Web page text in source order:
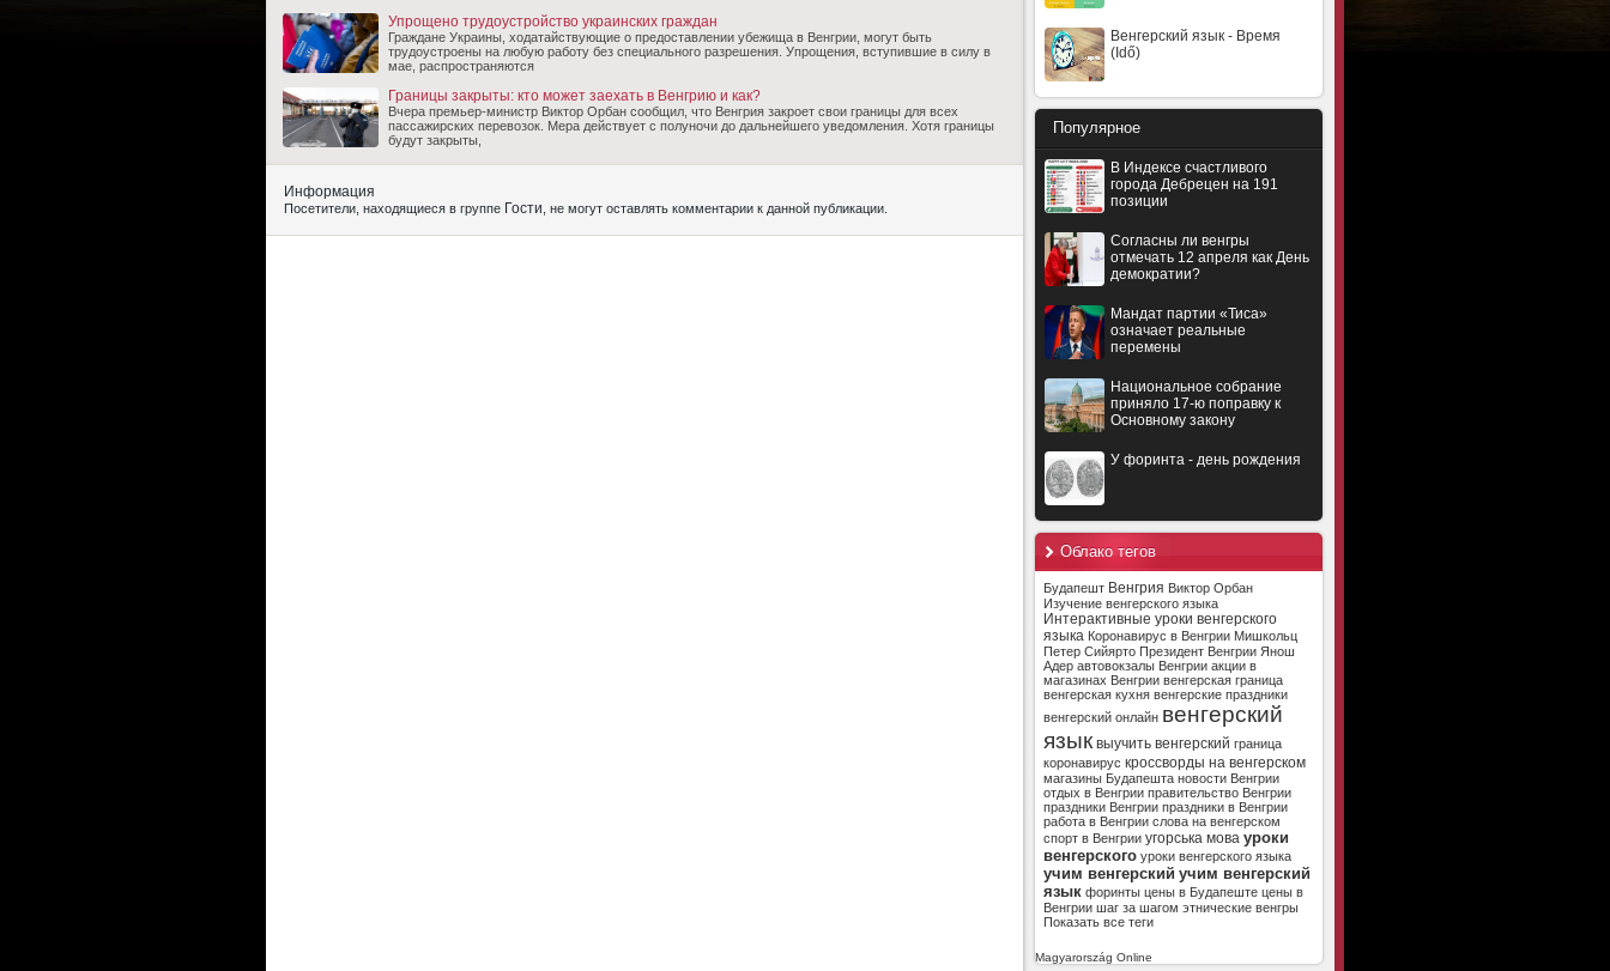
Венгерский язык - Время
(Idő)
Популярное
В Индексе счастливого
города Дебрецен на 191
позиции
Согласны ли венгры
отмечать 12 апреля как День
демократии?
Мандат партии «Тиса»
означает реальные
перемены
Национальное собрание
приняло 17-ю поправку к
Основному закону
У форинта - день рождения
Облако тегов
Будапешт Венгрия Виктор Орбан
Изучение венгерского языка
Интерактивные уроки венгерского
языка Коронавирус в Венгрии Мишкольц
Петер Сийярто Президент Венгрии Янош
Адер автовокзалы Венгрии акции в
магазинах Венгрии венгерская граница
венгерская кухня венгерские праздники
венгерский онлайн венгерский
язык выучить венгерский граница
коронавирус кроссворды на венгерском
магазины Будапешта новости Венгрии
отдых в Венгрии правительство Венгрии
праздники Венгрии праздники в Венгрии
работа в Венгрии слова на венгерском
спорт в Венгрии угорська мова уроки
венгерского уроки венгерского языка
учим венгерский учим венгерский
язык форинты цены в Будапеште цены в
Венгрии шаг за шагом этнические венгры
Показать все теги
Magyarország Online
Упрощено трудоустройство украинских граждан
Граждане Украины, ходатайствующие о предоставлении убежища в Венгрии, могут быть
трудоустроены на любую работу без специального разрешения. Упрощения, вступившие в силу в
мае, распространяются
Границы закрыты: кто может заехать в Венгрию и как?
Вчера премьер-министр Виктор Орбан сообщил, что Венгрия закроет свои границы для всех
пассажирских перевозок. Мера действует с полуночи до дальнейшего уведомления. Хотя границы
будут закрыты,
Информация
Посетители, находящиеся в группе Гости , не могут оставлять комментарии к данной публикации.